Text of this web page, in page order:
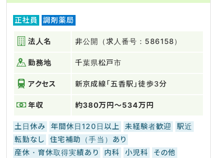
正社員 調剤薬局
法人名 非公開（求人番号：586158）
勤務地 千葉県松戸市
アクセス 新京成線「五香駅」徒歩3分
年収 約380万円～534万円
土日休み 年間休日120日以上 未経験者歓迎
駅近
転勤なし
住宅補助（手当）あり
産休・育休取得実績あり
内科 小児科 その他